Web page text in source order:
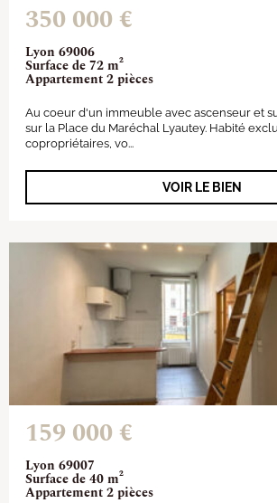
Lyon 69006
Surface de 72 m²
Appartement 2 pièces
350 000 €
Au coeur d'un immeuble avec ascenseur et
sur la Place du Maréchal Lyautey. Habité
copropriétaires, vo...
VOIR LE BIEN
Lyon 69007
Surface de 40 m²
Appartement 2 pièces
159 000 €